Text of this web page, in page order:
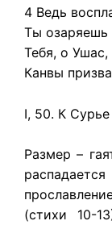
4 Ведь
Ты озаряешь
Тебя, о
Канвы
I, 50. К Сурье
Размер –
(стихи 10-